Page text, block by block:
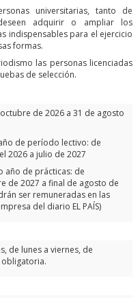
universitarias, tanto de
adquirir o ampliar los
indispensables para el ejercicio
formas.
las personas licenciadas
de selección.
de 2026 a 31 de agosto
de período lectivo: de
2026 a julio de 2027
año de prácticas: de
de 2027 a final de agosto de
ser remuneradas en las
del diario EL PAÍS)
de lunes a viernes, de
obligatoria.